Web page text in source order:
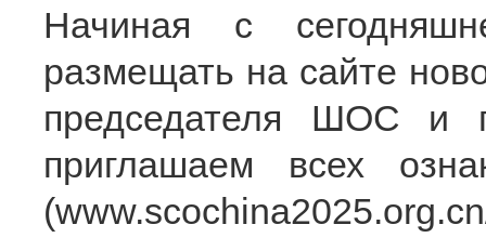
Начиная с
размещать на сайте
председателя ШОС и
приглашаем всех